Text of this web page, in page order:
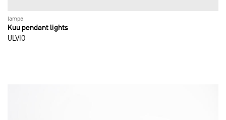
lampe
Kuu pendant lights
ULVIO